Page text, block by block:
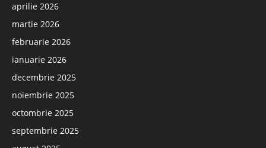
aprilie 2026
martie 2026
februarie 2026
ianuarie 2026
decembrie 2025
noiembrie 2025
octombrie 2025
septembrie 2025